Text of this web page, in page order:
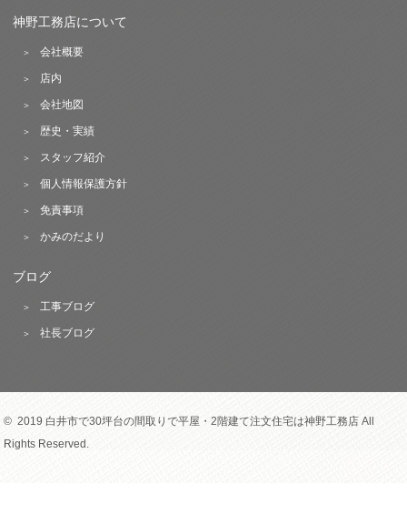
神野工務店について
会社概要
店内
会社地図
歴史・実績
スタッフ紹介
個人情報保護方針
免責事項
かみのだより
ブログ
工事ブログ
社長ブログ
© 2019 白井市で30坪台の間取りで平屋・2階建て注文住宅は神野工務店 All
Rights Reserved.